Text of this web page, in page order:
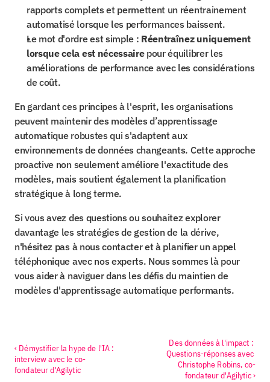
rapports complets et permettent un réentrainement
automatisé lorsque les performances baissent.
Le mot d'ordre est simple : Réentraînez uniquement
lorsque cela est nécessaire pour équilibrer les
améliorations de performance avec les considérations
de coût.
En gardant ces principes à l'esprit, les organisations
peuvent maintenir des modèles d’apprentissage
automatique robustes qui s'adaptent aux
environnements de données changeants. Cette approche
proactive non seulement améliore l'exactitude des
modèles, mais soutient également la planification
stratégique à long terme.
Si vous avez des questions ou souhaitez explorer
davantage les stratégies de gestion de la dérive,
n'hésitez pas à nous contacter et à planifier un appel
téléphonique avec nos experts. Nous sommes là pour
vous aider à naviguer dans les défis du maintien de
modèles d'apprentissage automatique performants.
‹ Démystifier la hype de l'IA :
interview avec le co-
fondateur d'Agilytic
Des données à l'impact :
Questions-réponses avec
Christophe Robins, co-
fondateur d'Agilytic ›